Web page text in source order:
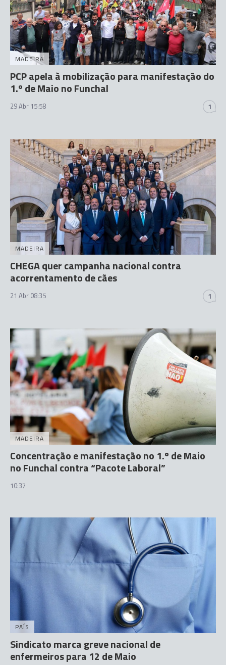
MADEIRA
PCP apela à mobilização para manifestação do
1.º de Maio no Funchal
29 Abr 15:58 1
MADEIRA
CHEGA quer campanha nacional contra
acorrentamento de cães
21 Abr 08:35 1
MADEIRA
Concentração e manifestação no 1.º de Maio
no Funchal contra “Pacote Laboral”
10:37
PAÍS
Sindicato marca greve nacional de
enfermeiros para 12 de Maio